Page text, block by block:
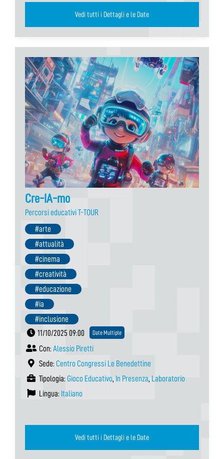
Vedi tutti i Dettagli e le Date
Cre-IA-mo
Percorsi educativi T-TOUR
#arte
#attualità
#cinema
#creatività
#educazione
#ia
#inclusione
11/10/2025 09:00
Date Multiple
Con: Alessio Piretti
Sede: Centro Congressi Le Benedettine
Tipologia: Gioco Educativo, In Presenza, Laboratorio
Lingua: Italiano
Vedi tutti i Dettagli e le Date